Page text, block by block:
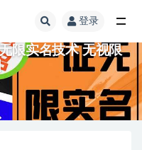
登录
限实名技术 无视限